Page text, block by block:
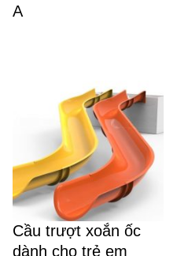
A
Cầu trượt xoắn ốc
dành cho trẻ em